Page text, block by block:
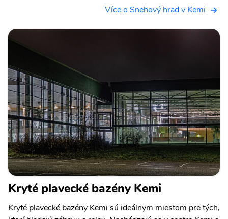
Více o Snehový hrad v Kemi
Kryté plavecké bazény Kemi
Kryté plavecké bazény Kemi sú ideálnym miestom pre tých,